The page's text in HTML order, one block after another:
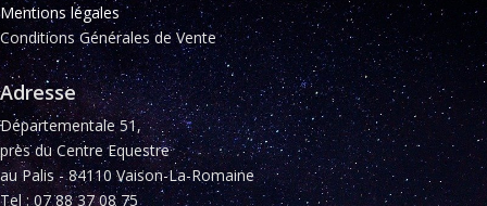
Mentions légales
Conditions Générales de Vente
Adresse
Départementale 51,
près du Centre Equestre
au Palis - 84110 Vaison-La-Romaine
Tel : 07 88 37 08 75